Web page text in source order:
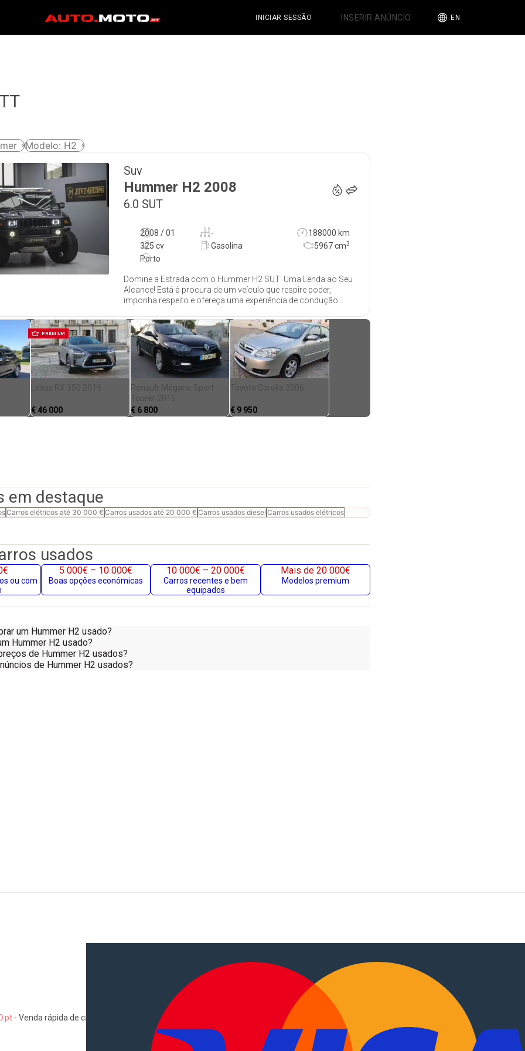
INICIAR SESSÃO INSERIR ANÚNCIO EN
Modelo: H2
Suv
Hummer H2 2008
6.0 SUT
2008 / 01 -
188000 km
325 cv
Gasolina 5967cm3
Porto
Domine a Estrada com o Hummer H2 SUT: Uma Lenda ao Seu
Alcance! Está à procura de um veículo que respire poder,
imponha respeito e ofereça uma experiência de condução...
PRÉMIUM
Lexus RX 350 2019
€ 46 000
Renault Mégane Sport
Tourer 2015
€ 6 800
Toyota Corolla 2006
€ 9 950
em destaque
Carros elétricos até 30 000 € Carros usados até 20 000 € Carros usados diesel Carros usados elétricos
usados
ou com
5 000€ – 10 000€
Boas opções económicas
10 000€ – 20 000€
Carros recentes e bem
equipados
Mais de 20 000€
Modelos premium
um Hummer H2 usado?
Hummer H2 usado?
de Hummer H2 usados?
de Hummer H2 usados?
- Venda rápida de carros, motas, comerciais, pesados, camiões, autocaravanas
Informações